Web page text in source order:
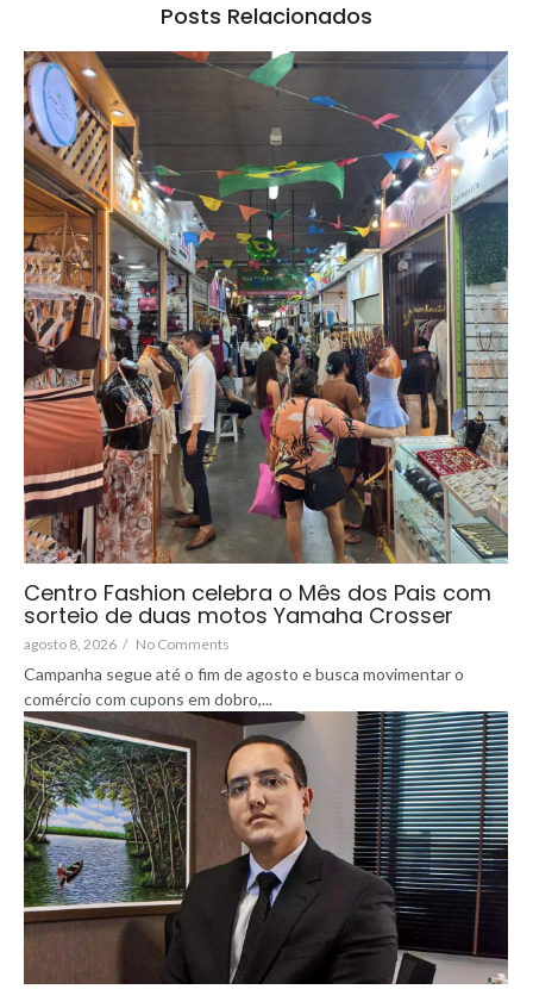
Posts Relacionados
Centro Fashion celebra o Mês dos Pais com
sorteio de duas motos Yamaha Crosser
agosto 8, 2026 / No Comments
Campanha segue até o fim de agosto e busca movimentar o
comércio com cupons em dobro,...